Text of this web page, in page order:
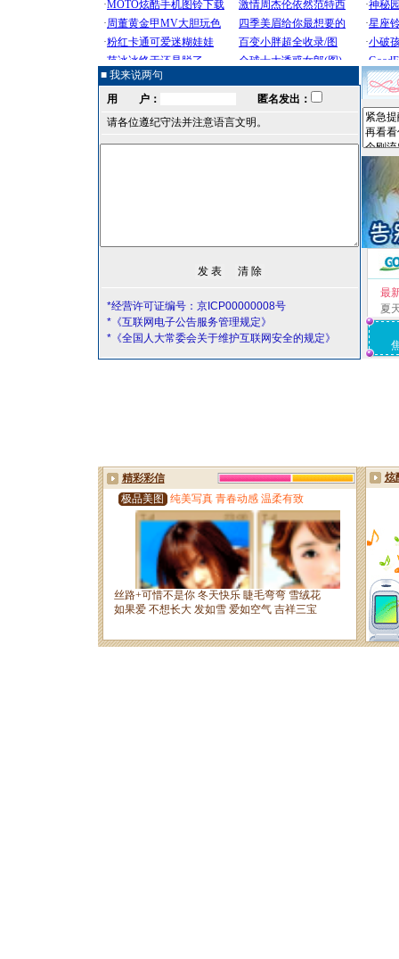
■ 我来说两句
用 户：
匿名发出：
请各位遵纪守法并注意语言文明。
*经营许可证编号：京ICP00000008号
*《互联网电子公告服务管理规定》
*《全国人大常委会关于维护互联网安全的规定》
最
夏